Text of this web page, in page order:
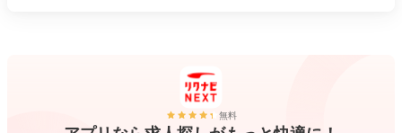
無料